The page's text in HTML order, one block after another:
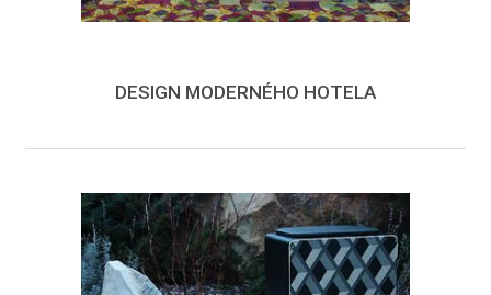
DESIGN MODERNÉHO HOTELA